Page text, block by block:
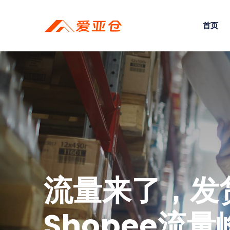
首页
流量来了，